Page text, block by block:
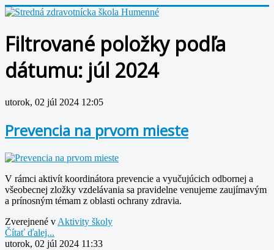
Filtrované položky podľa
dátumu: júl 2024
utorok, 02 júl 2024 12:05
Prevencia na prvom mieste
V rámci aktivít koordinátora prevencie a vyučujúcich odbornej a
všeobecnej zložky vzdelávania sa pravidelne venujeme zaujímavým
a prínosným témam z oblasti ochrany zdravia.
Zverejnené v Aktivity školy
Čítať ďalej...
utorok, 02 júl 2024 11:33